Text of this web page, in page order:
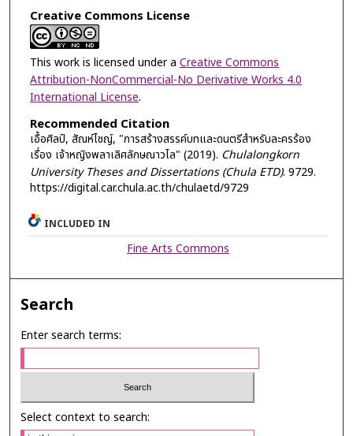
Creative Commons License
This work is licensed under a Creative Commons
Attribution-NonCommercial-No Derivative Works 4.0
International License.
Recommended Citation
เอื้อศิลป์, สัณห์ไชญ์, "การสร้างสรรค์บทและดนตรีสำหรับละครร้อง
เรื่อง เจ้าหญิงพลาเลิศลักษณาวไล" (2019). Chulalongkorn
University Theses and Dissertations (Chula ETD). 9729.
https://digital.car.chula.ac.th/chulaetd/9729
INCLUDED IN
Fine Arts Commons
Search
Enter search terms:
Select context to search: